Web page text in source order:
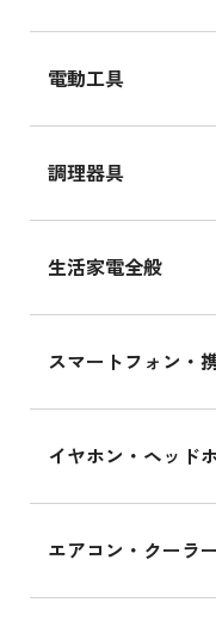
電動工具
調理器具
生活家電全般
スマートフォン・
イヤホン・ヘッド
エアコン・クーラー